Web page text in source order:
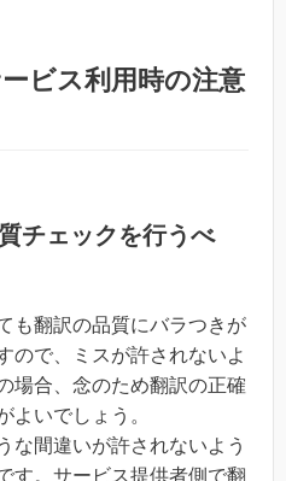
ビス利用時の注意
チェックを行うべ
も翻訳の品質にバラつきが
ので、ミスが許されないよ
場合、念のため翻訳の正確
よいでしょう。
な間違いが許されないよう
す。サービス提供者側で翻